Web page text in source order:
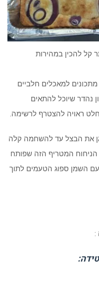
קל להכין במהירות
למאכלים חלביים
נהדר שיוכל להתאים
ראויה להצטרף לרשימה.
את הבצל עד להשחמה קלה
המטריף הזה שפותח
השמן ספוג הטעמים לתוך
: